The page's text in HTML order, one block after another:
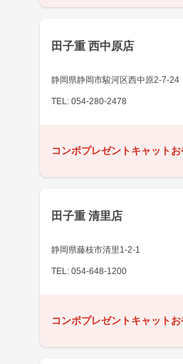
田子重 西中原店
静岡県静岡市駿河区西中原2-7-24
TEL: 054-280-2478
コンボプレゼントキャット
田子重 清里店
静岡県藤枝市清里1-2-1
TEL: 054-648-1200
コンボプレゼントキャット